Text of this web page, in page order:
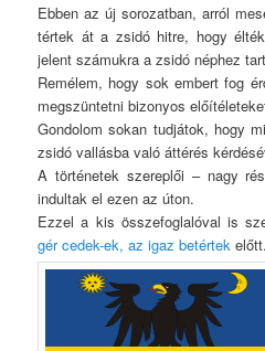
Ebben az új sorozatban, arról
tértek át a zsidó hitre, hogy
jelent számukra a zsidó néphez
Remélem, hogy sok embert fog
megszüntetni bizonyos
Gondolom sokan tudjátok, hogy
zsidó vallásba való áttérés
A történetek szereplői – nagy
indultak el ezen az úton.
Ezzel a kis összefoglalóval is
gér cedek-ek, az igaz betértek előtt.